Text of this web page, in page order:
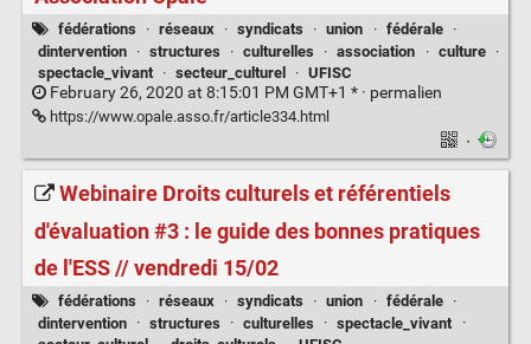
fédérations · réseaux · syndicats · union · fédérale
·
dintervention
· structures · culturelles · association · culture
·
spectacle_vivant
· secteur_culturel · UFISC
February 26, 2020 at 8:15:01 PM GMT+1 * · permalien
https://www.opale.asso.fr/article334.html
·
Webinaire Droits culturels et référentiels
d'évaluation #3 : le guide des bonnes pratiques
de l'ESS // vendredi 15/02
fédérations · réseaux · syndicats · union · fédérale
·
dintervention
· structures · culturelles · spectacle_vivant
·